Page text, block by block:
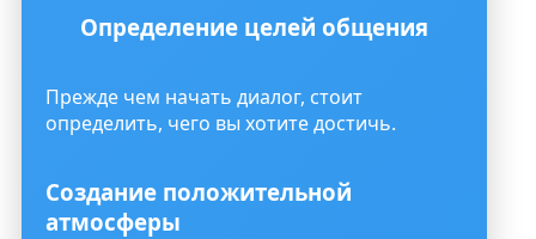
Определение целей общения
Прежде чем начать диалог, стоит
определить, чего вы хотите достичь.
Создание положительной
атмосферы